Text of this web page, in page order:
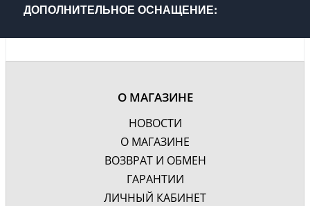
Глубина, см 19
Материал фасада Зеркало, массив дуба
Вишня, патина
подсветкой, зеркало с
полочкой, зеркало с
антизапотевателем,
механизм доводчика
1
ДОПОЛНИТЕЛЬНОЕ ОСНАЩЕНИЕ:
О МАГАЗИНЕ
НОВОСТИ
О МАГАЗИНЕ
ВОЗВРАТ И ОБМЕН
ГАРАНТИИ
ЛИЧНЫЙ КАБИНЕТ